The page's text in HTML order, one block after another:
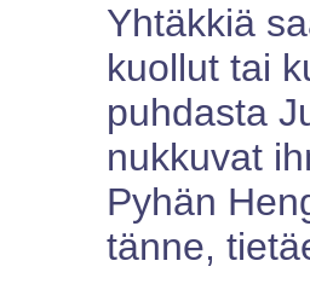
Yhtäkkiä
kuollut tai
puhdasta
nukkuvat
Pyhän
tänne,